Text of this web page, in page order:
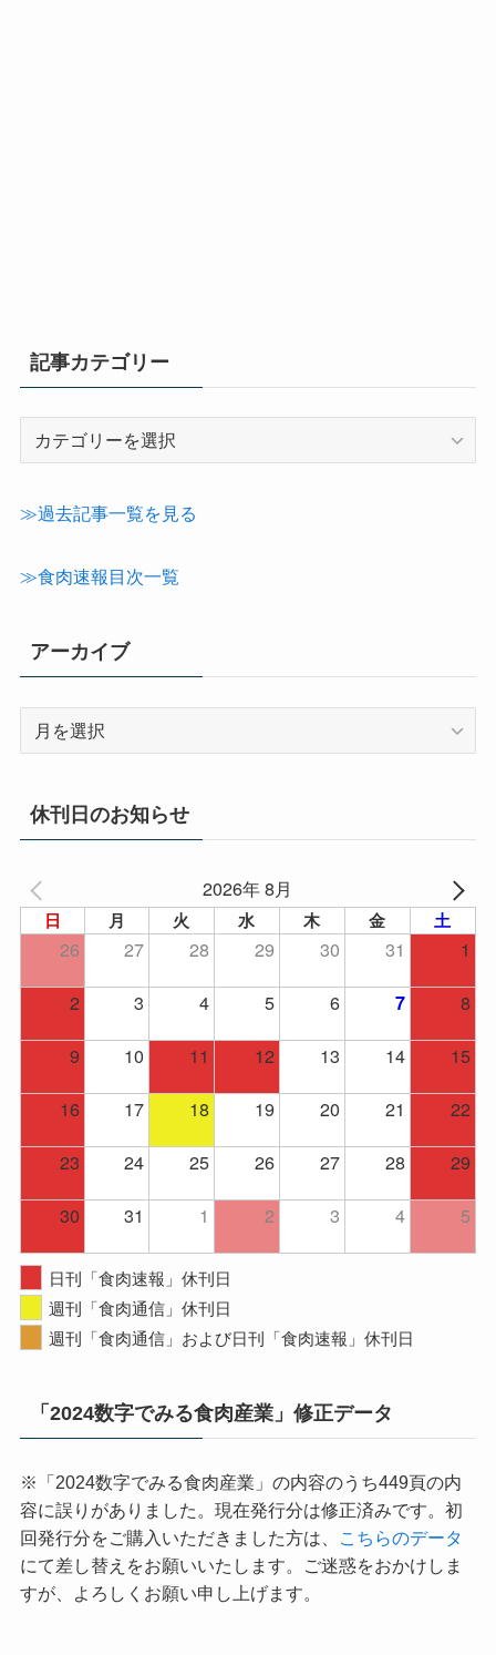
記事カテゴリー
テ
≫過去記事一覧を見る
≫食肉速報目次一覧
アーカイブ
イ
ブ
休刊日のお知らせ
2026年 8月
日 月 火 水 木 金 土
26 27 28 29 30 31
1
2
3 4 5 6 7
8
9
10 11 12 13 14
15
16
17 18 19 20 21
22
23
24 25 26 27 28
29
30
31 1 2 3 4 5
日刊「食肉速報」休刊日
週刊「食肉通信」休刊日
週刊「食肉通信」および日刊「食肉速報」休刊日
「2024数字でみる食肉産業」修正データ
※「2024数字でみる食肉産業」の内容のうち449頁の内
容に誤りがありました。現在発行分は修正済みです。初
回発行分をご購入いただきました方は、
こちらのデータ
にて差し替えをお願いいたします。ご迷惑をおかけしま
すが、よろしくお願い申し上げます。